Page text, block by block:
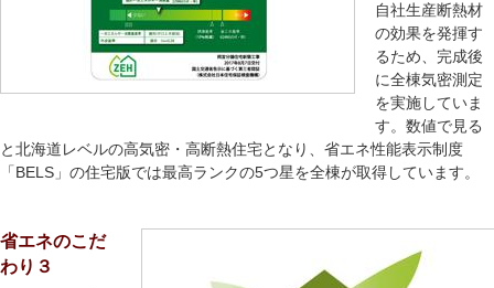
自社生産断熱材
の効果を発揮す
るため、完成後
に全棟気密測定
を実施していま
す。数値で見る
と北海道レベルの高気密・高断熱住宅となり、省エネ性能表示制度
「BELS」の住宅版では最高ランクの5つ星を全棟が取得しています。
省エネのこだ
わり３